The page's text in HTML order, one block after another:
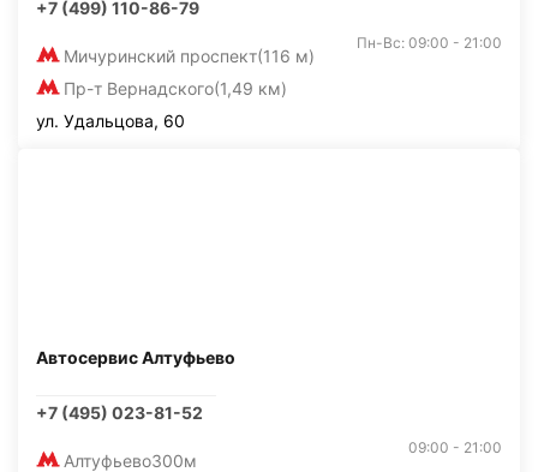
+7 (499) 110-86-79
Мичуринский проспект(116 м)
Пр-т Вернадского(1,49 км)
Пн-Вс: 09:00 - 21:00
ул. Удальцова, 60
Автосервис Алтуфьево
+7 (495) 023-81-52
Алтуфьево300м
09:00 - 21:00